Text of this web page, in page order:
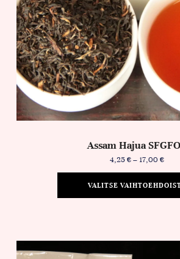
Assam Hajua
4,25€ – 17,00 €
VALITSE